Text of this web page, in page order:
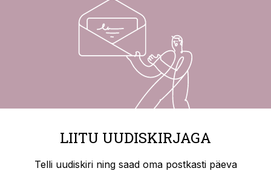
LIITU UUDISKIRJAGA
Telli uudiskiri ning saad oma postkasti päeva